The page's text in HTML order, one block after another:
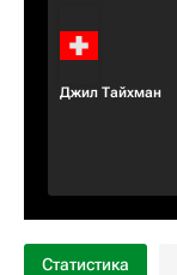
Джил Тайхман
Статистика